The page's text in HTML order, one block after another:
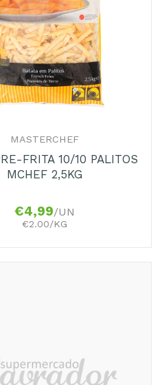
MASTERCHEF
FRITA 10/10 PALITOS
MCHEF 2,5KG
€4,99/UN
€2.00/KG